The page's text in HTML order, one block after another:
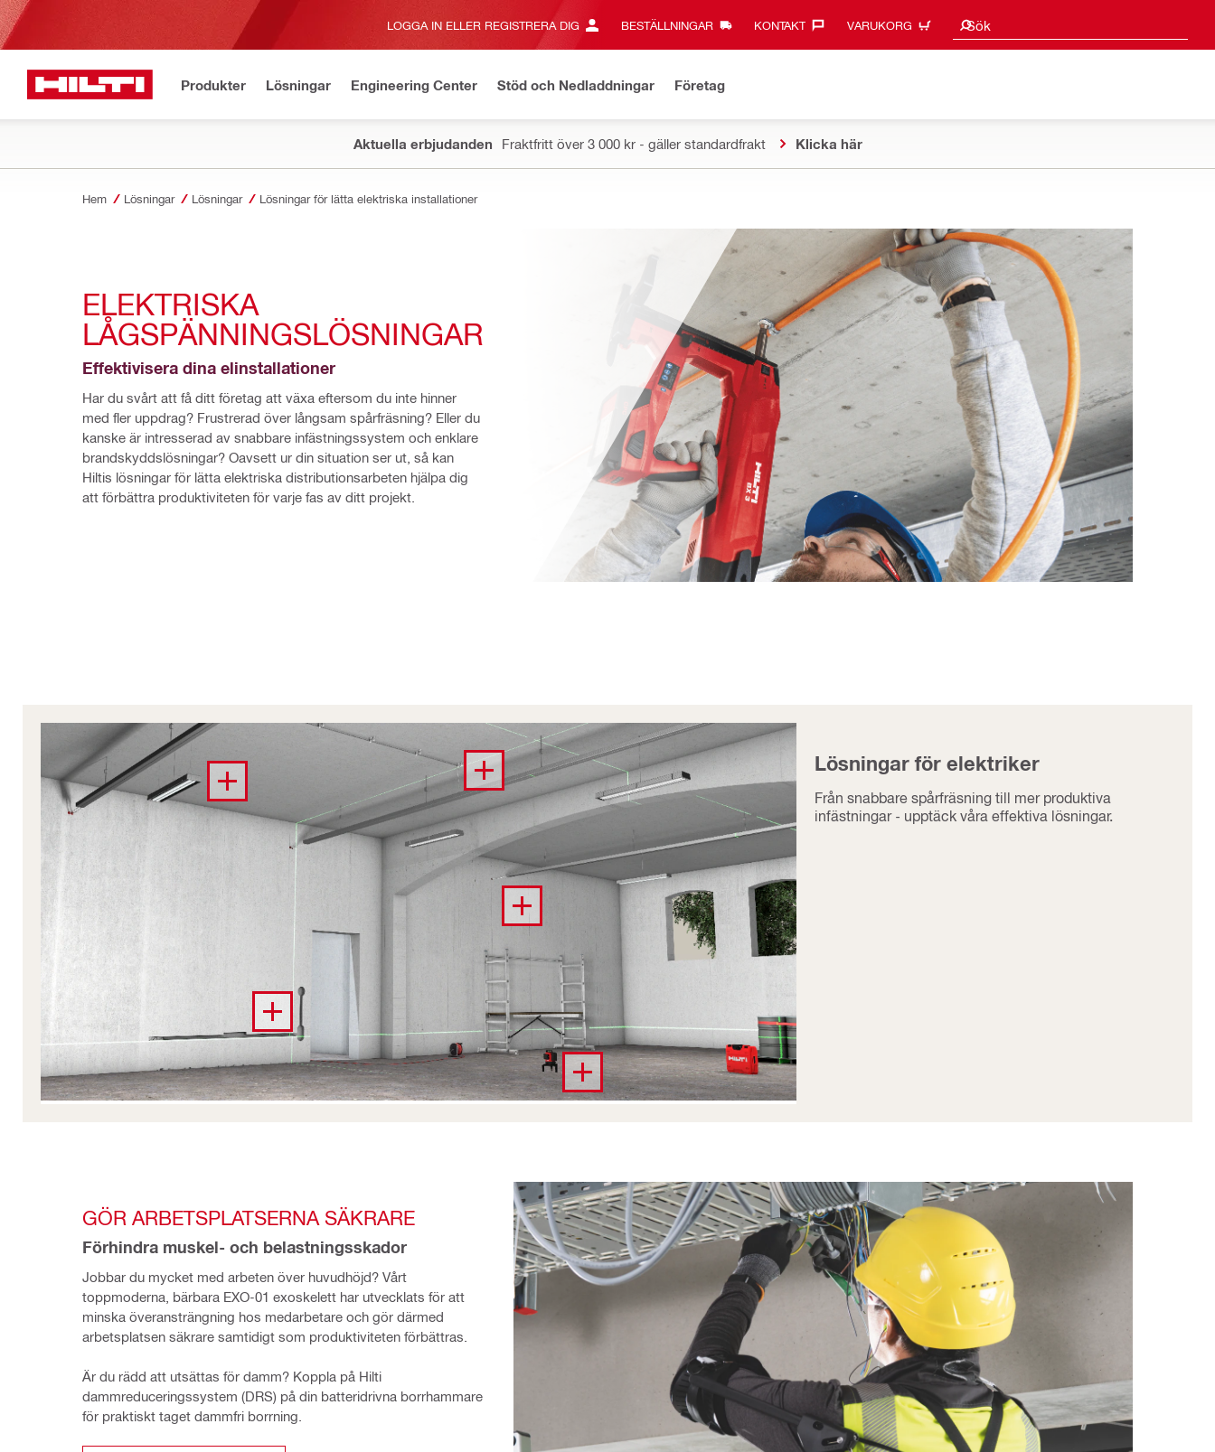
LOGGA IN ELLER REGISTRERA DIG BESTÄLLNINGAR KONTAKT‎ VARUKORG Sök
Sökförslag
Produkter Lösningar Engineering Center Stöd och Nedladdningar Företag
Aktuella erbjudanden Fraktfritt över 3 000 kr - gäller standardfrakt Klicka här
Hem Lösningar Lösningar Lösningar för lätta elektriska installationer
ELEKTRISKA
LÅGSPÄNNINGSLÖSNINGAR
Effektivisera dina elinstallationer
Har du svårt att få ditt företag att växa eftersom du inte hinner
med fler uppdrag? Frustrerad över långsam spårfräsning? Eller du
kanske är intresserad av snabbare infästningssystem och enklare
brandskyddslösningar? Oavsett ur din situation ser ut, så kan
Hiltis lösningar för lätta elektriska distributionsarbeten hjälpa dig
att förbättra produktiviteten för varje fas av ditt projekt.
Lösningar för elektriker
Från snabbare spårfräsning till mer produktiva
infästningar - upptäck våra effektiva lösningar.
GÖR ARBETSPLATSERNA SÄKRARE
Förhindra muskel- och belastningsskador
Jobbar du mycket med arbeten över huvudhöjd? Vårt
toppmoderna, bärbara EXO-01 exoskelett har utvecklats för att
minska överansträngning hos medarbetare och gör därmed
arbetsplatsen säkrare samtidigt som produktiviteten förbättras.
Är du rädd att utsättas för damm? Koppla på Hilti
dammreduceringssystem (DRS) på din batteridrivna borrhammare
för praktiskt taget dammfri borrning.